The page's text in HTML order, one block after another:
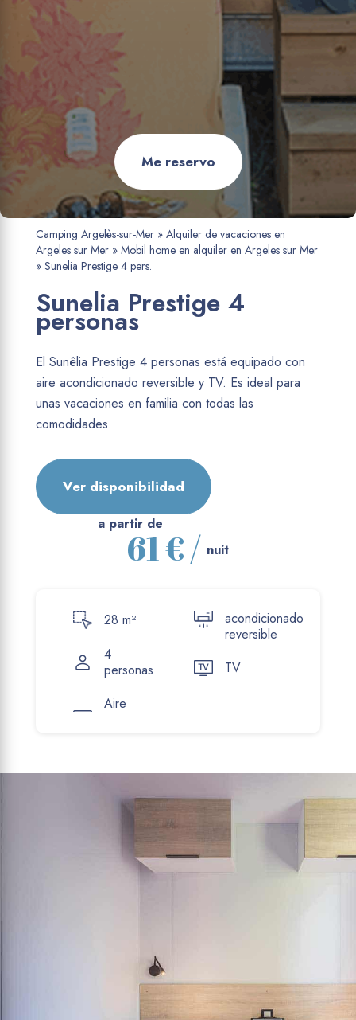
Me reservo
Camping Argelès-sur-Mer» Alquiler de vacaciones en
Argeles sur Mer» Mobil home en alquiler en Argeles sur Mer
» Sunelia Prestige 4 pers.
Sunelia Prestige 4
personas
El Sunêlia Prestige 4 personas está equipado con
aire acondicionado reversible y TV. Es ideal para
unas vacaciones en familia con todas las
comodidades.
Ver disponibilidad
a partir de
61 € / nuit
28 m²
4
personas
Aire
acondicionado
reversible
TV